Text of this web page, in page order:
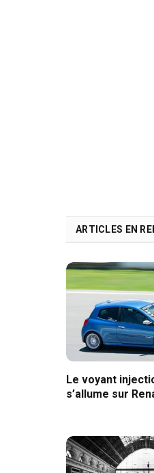
ARTICLES EN
Le voyant
s’allume sur